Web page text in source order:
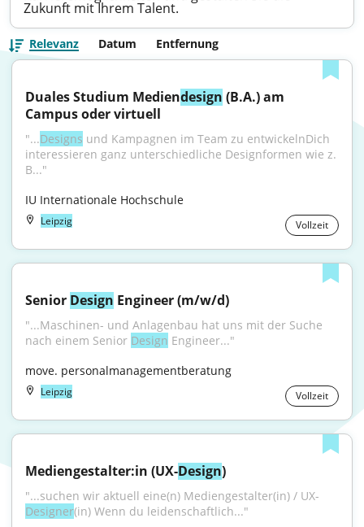
Zukunft mit Ihrem Talent.
Relevanz Datum Entfernung
Duales Studium Mediendesign (B.A.) am
Campus oder virtuell
"...Designs und Kampagnen im Team zu entwickelnDich
interessieren ganz unterschiedliche Designformen wie z.
B..."
IU Internationale Hochschule
Leipzig Vollzeit
Senior Design Engineer (m/w/d)
"...Maschinen- und Anlagenbau hat uns mit der Suche
nach einem Senior Design Engineer..."
move. personalmanagementberatung
Leipzig Vollzeit
Mediengestalter:in (UX-Design)
"...suchen wir aktuell eine(n) Mediengestalter(in) / UX-
Designer(in) Wenn du leidenschaftlich..."